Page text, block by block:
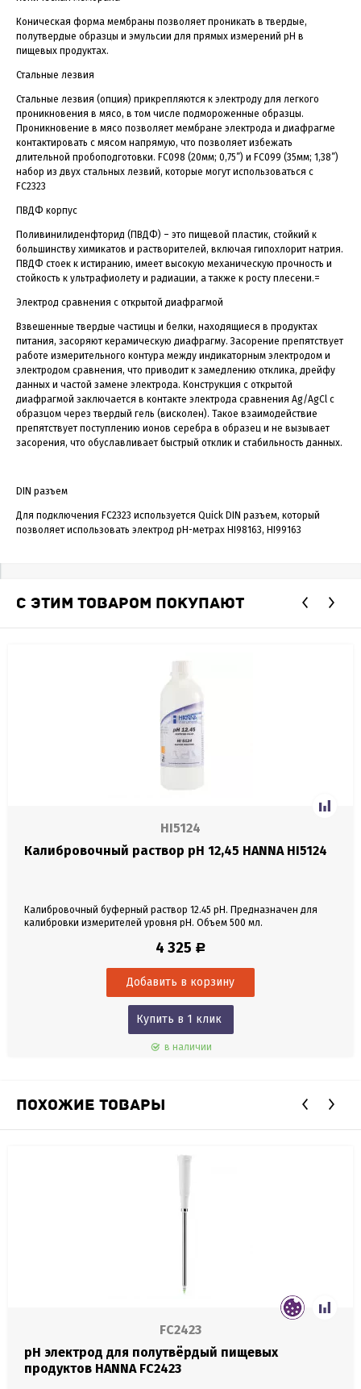
Коническая форма мембраны позволяет проникать в твердые,
полутвердые образцы и эмульсии для прямых измерений рН в
пищевых продуктах.
Стальные лезвия
Стальные лезвия (опция) прикрепляются к электроду для легкого
проникновения в мясо, в том числе подмороженные образцы.
Проникновение в мясо позволяет мембране электрода и диафрагме
контактировать с мясом напрямую, что позволяет избежать
длительной пробоподготовки. FC098 (20мм; 0,75”) и FC099 (35мм; 1,38”)
набор из двух стальных лезвий, которые могут использоваться с
FC2323
ПВДФ корпус
Поливинилиденфторид (ПВДФ) – это пищевой пластик, стойкий к
большинству химикатов и растворителей, включая гипохлорит натрия.
ПВДФ стоек к истиранию, имеет высокую механическую прочность и
стойкость к ультрафиолету и радиации, а также к росту плесени.=
Электрод сравнения с открытой диафрагмой
Взвешенные твердые частицы и белки, находящиеся в продуктах
питания, засоряют керамическую диафрагму. Засорение препятствует
работе измерительного контура между индикаторным электродом и
электродом сравнения, что приводит к замедлению отклика, дрейфу
данных и частой замене электрода. Конструкция с открытой
диафрагмой заключается в контакте электрода сравнения Ag/AgCl с
образцом через твердый гель (висколен). Такое взаимодействие
препятствует поступлению ионов серебра в образец и не вызывает
засорения, что обуславливает быстрый отклик и стабильность данных.
DIN разъем
Для подключения FC2323 используется Quick DIN разъем, который
позволяет использовать электрод рН-метрах HI98163, HI99163
С ЭТИМ ТОВАРОМ ПОКУПАЮТ
HI5124
Калибровочный раствор pH 12,45 HANNA HI5124
Калибровочный буферный раствор 12.45 pH. Предназначен для
калибровки измерителей уровня pH. Объем 500 мл.
4 325 Р
Купить в 1 клик
в наличии
ПОХОЖИЕ ТОВАРЫ
FC2423
pH электрод для полутвёрдый пищевых
продуктов HANNA FC2423